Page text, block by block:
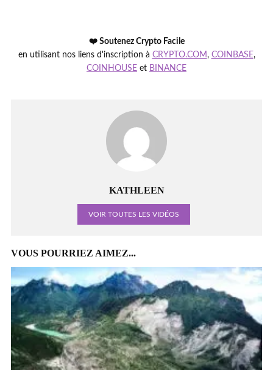
❤️ Soutenez Crypto Facile
en utilisant nos liens d'inscription à CRYPTO.COM, COINBASE,
COINHOUSE et BINANCE
KATHLEEN
VOIR TOUTES LES VIDÉOS
VOUS POURRIEZ AIMEZ...